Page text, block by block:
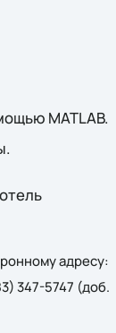
MATLAB.
адресу:
347-5747 (доб.